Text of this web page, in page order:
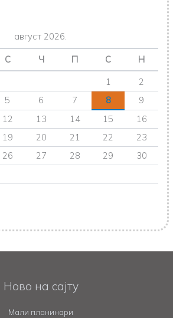
август 2026.
С Ч П С
Н
1
2
5 6 7 8
9
12 13 14 15
16
19 20 21 22
23
26 27 28 29
30
Ново на сајту
Мали планинари